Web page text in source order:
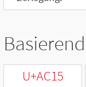
U+AC15